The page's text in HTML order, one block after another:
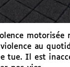
motorisée
au
tue. Il est